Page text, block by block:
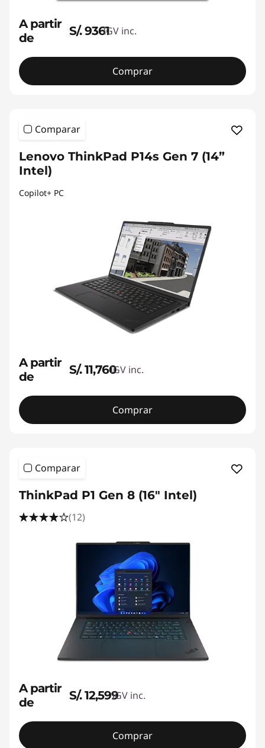
A partir
de
S/. 9361IGV inc.
Comprar
Comparar
Lenovo ThinkPad P14s Gen 7 (14”
Intel)
Copilot+ PC
A partir
de
S/. 11,760IGV inc.
Comprar
Comparar
ThinkPad P1 Gen 8 (16" Intel)
(12)
A partir
de
S/. 12,599IGV inc.
Comprar